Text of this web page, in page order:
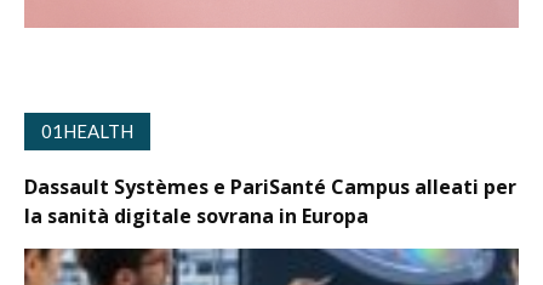
01HEALTH
Dassault Systèmes e PariSanté Campus alleati per
la sanità digitale sovrana in Europa